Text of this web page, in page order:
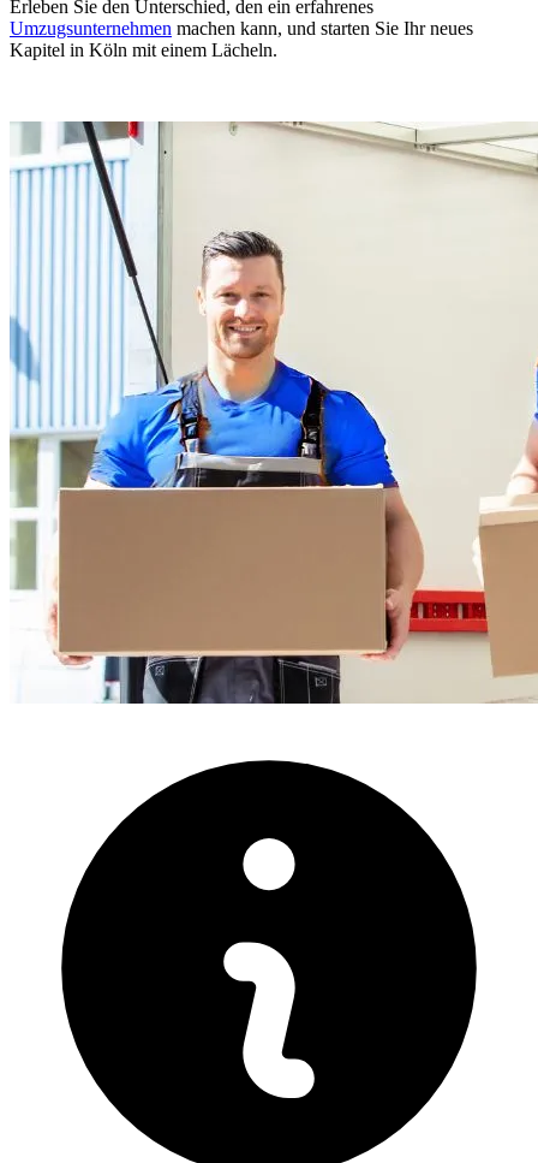
Erleben Sie den Unterschied, den ein erfahrenes
Umzugsunternehmen machen kann, und starten Sie Ihr neues
Kapitel in Köln mit einem Lächeln.